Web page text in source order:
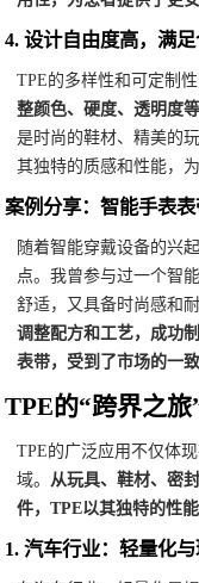
4.设计自由度高，满
TPE的多样性和可定制
整颜色、硬度、透明度
是时尚的鞋材、精美的
其独特的质感和性能，
案例分享：智能手表
随着智能穿戴设备的兴
点。我曾参与过一个智
舒适，又具备时尚感和
调整配方和工艺，成功
表带，受到了市场的一致
TPE的“跨界之
TPE的广泛应用不仅体
域。 从玩具、鞋材、密
件，TPE以其独特的性
1.汽车行业：轻量化